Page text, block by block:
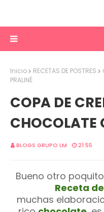
Inicio RECETAS DE POSTRES
PRALINÉ
COPA DE
CHOCOLATE
BLOGS GRUPO LM 21:55
Bueno otro
Receta
muchas